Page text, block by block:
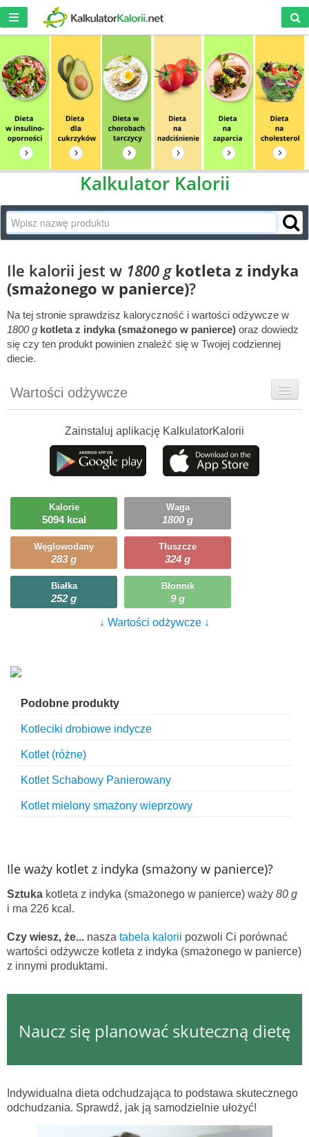
Kalkulator Kalorii
Ile kalorii jest w 1800 g kotleta z indyka
(smażonego w panierce)?
Na tej stronie sprawdzisz kaloryczność i wartości odżywcze w
1800 g kotleta z indyka (smażonego w panierce) oraz dowiedz
się czy ten produkt powinien znaleźć się w Twojej codziennej
diecie.
Wartości odżywcze
Szczegółówe informacje
Ciekawostki
Ile możesz zjeść?
Zainstaluj aplikację KalkulatorKalorii
Kalorie
5094 kcal
Waga
1800 g
Węglowodany
283 g
Tłuszcze
324 g
Białka
252 g
Błonnik
9 g
↓ Wartości odżywcze ↓
Podobne produkty
Kotleciki drobiowe indycze
Kotlet (różne)
Kotlet Schabowy Panierowany
Kotlet mielony smażony wieprzowy
Ile waży kotlet z indyka (smażony w panierce)?
Sztuka kotleta z indyka (smażonego w panierce) waży 80 g
i ma 226 kcal.
Czy wiesz, że... nasza tabela kalorii pozwoli Ci porównać
wartości odżywcze kotleta z indyka (smażonego w panierce)
z innymi produktami.
Naucz się planować skuteczną dietę
Indywidualna dieta odchudzająca to podstawa skutecznego
odchudzania. Sprawdź, jak ją samodzielnie ułożyć!